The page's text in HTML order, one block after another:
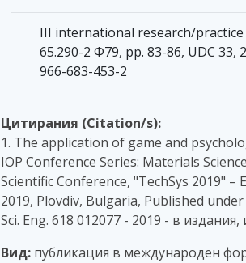
IІІ international research/
65.290-2 Ф79, pp. 83-86, UDC
966-683-453-2
Цитирания (Citation/s):
1. The application of game and
IOP Conference Series: Materials
Scientific Conference, "TechSys 2019"
2019, Plovdiv, Bulgaria, Published
Sci. Eng. 618 012077 - 2019 - в
Вид: публикация в международен